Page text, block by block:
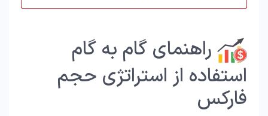
راهنمای گام به گام
استفاده از استراتژی حجم
فارکس